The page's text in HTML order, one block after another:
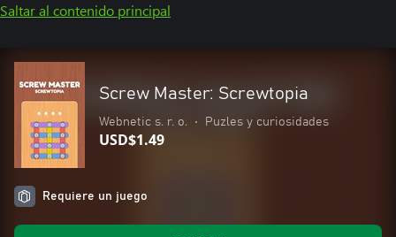
Saltar al contenido principal
Screw Master: Screwtopia
Webnetic s. r. o. • Puzles y curiosidades
USD$1.49
Requiere un juego